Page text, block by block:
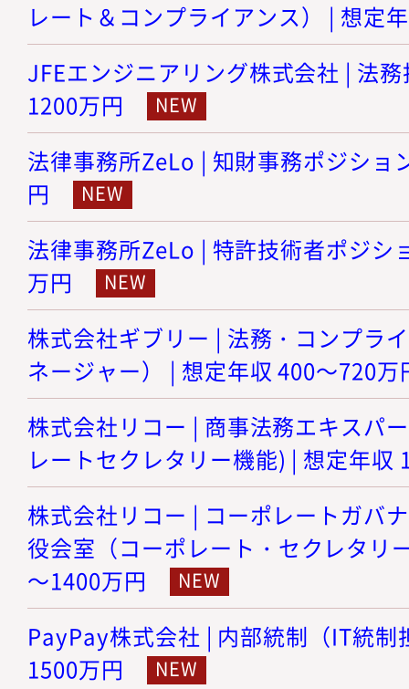
レート＆コンプライアンス） | 想定
JFEエンジニアリング株式会社 | 法
1200万円
法律事務所ZeLo | 知財事務ポジショ
円
法律事務所ZeLo | 特許技術者ポジシ
万円
株式会社ギブリー | 法務・コンプラ
ネージャー） | 想定年収 400～720万
株式会社リコー | 商事法務エキスパ
レートセクレタリー機能) | 想定年収
株式会社リコー | コーポレートガバ
役会室（コーポレート・セクレタリ
～1400万円
PayPay株式会社 | 内部統制（IT統制
1500万円